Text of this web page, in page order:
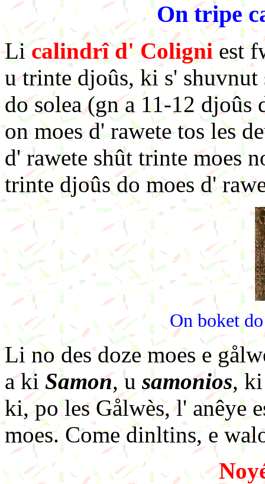
On tripe
Licalindrî d' Coligniest
u trinte djoûs, ki s' shuvnut
do solea (gn a 11-12 djoûs
on moes d' rawete tos les
d' rawete shût trinte moes
trinte djoûs do moes d'
On boket
Li no des doze moes e
a ki Samon, usamonios,
ki, po les Gålwès, l' anêye
moes. Come dinltins, e